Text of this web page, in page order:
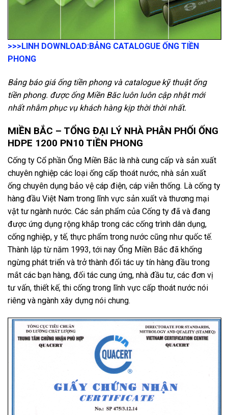
>>>LINH DOWNLOAD:BẢNG CATALOGUE ỐNG TIỀN
PHONG
Bảng báo giá ống tiền phong và catalogue kỹ thuật ống
tiền phong. được ống Miền Băc luôn luôn cập nhật mới
nhất nhằm phục vụ khách hàng kịp thời thời nhất.
MIỀN BẮC – TỔNG ĐẠI LÝ NHÀ PHÂN PHỐI ỐNG
HDPE 1200 PN10 TIỀN PHONG
Cống ty Cổ phần Ống Miền Bắc là nhà cung cấp và sản xuất
chuyên nghiệp các loại ống cấp thoát nước, nhà sản xuất
ống chuyên dụng bảo vệ cáp điện, cáp viễn thống. Là cống ty
hàng đầu Việt Nam trong lĩnh vực sản xuất và thương mại
vật tư ngành nước. Các sản phẩm của Cống ty đã và đang
được ứng dụng rộng khắp trong các cống trình dân dụng,
cống nghiệp, y tế, thực phẩm trong nước cũng như quốc tế.
Thành lập từ năm 1993, tới nay Ống Miền Bắc đã khống
ngừng phát triển và trở thành đối tác uy tín hàng đầu trong
mắt các bạn hàng, đối tác cung ứng, nhà đầu tư, các đơn vị
tư vấn, thiết kế, thi cống trong lĩnh vực cấp thoát nước nói
riêng và ngành xây dựng nói chung.